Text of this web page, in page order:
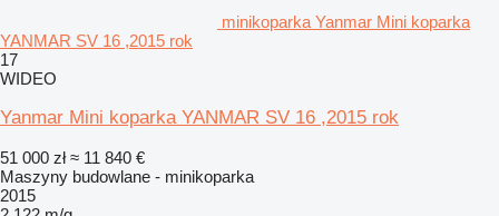
minikoparka Yanmar Mini koparka
YANMAR SV 16 ,2015 rok
17
WIDEO
Yanmar Mini koparka YANMAR SV 16 ,2015 rok
51 000 zł ≈ 11 840 €
Maszyny budowlane - minikoparka
2015